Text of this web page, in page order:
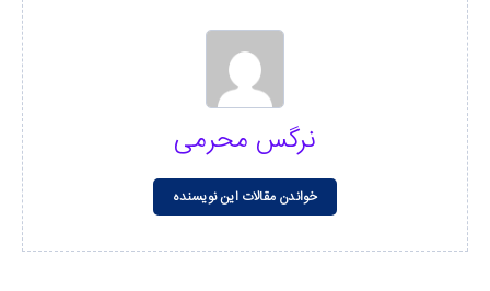
نرگس محرمی
خواندن مقالات این نویسنده